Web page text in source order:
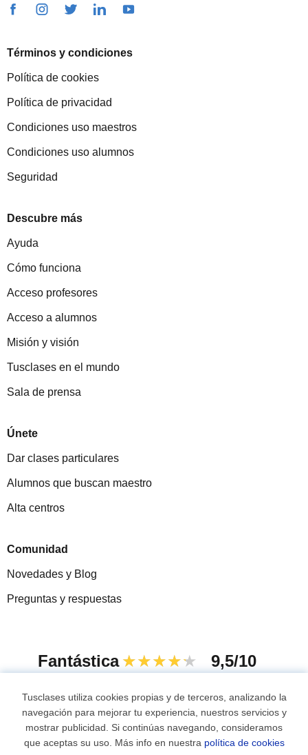
Términos y condiciones
Política de cookies
Política de privacidad
Condiciones uso maestros
Condiciones uso alumnos
Seguridad
Descubre más
Ayuda
Cómo funciona
Acceso profesores
Acceso a alumnos
Misión y visión
Tusclases en el mundo
Sala de prensa
Únete
Dar clases particulares
Alumnos que buscan maestro
Alta centros
Comunidad
Novedades y Blog
Preguntas y respuestas
Fantástica ★★★★★ 9,5/10
© 2007 - 2026 Tusclases.mx
Tusclases utiliza cookies propias y de terceros, analizando la
navegación para mejorar tu experiencia, nuestros servicios y
mostrar publicidad. Si continúas navegando, consideramos
que aceptas su uso. Más info en nuestra política de cookies